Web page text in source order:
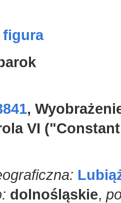
figura
,
VI
dolnośląskie,